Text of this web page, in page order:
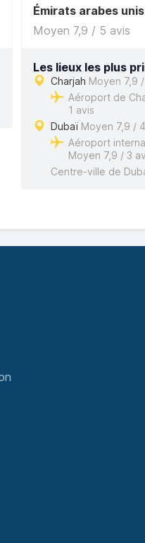
Émirats arabes unis
Moyen 7,9 / 5 avis
Les lieux les plus
Charjah Moyen 7,9
Aéroport de
1 avis
DubaïMoyen 7,9 /
Aéroport
Moyen 7,9 / 3
Centre-ville de